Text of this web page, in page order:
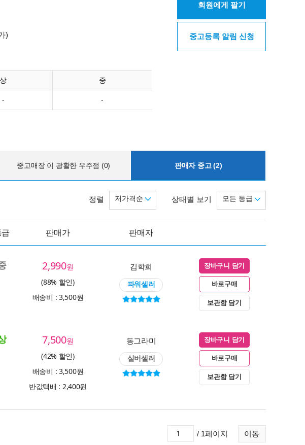
)
상 중
- -
회원에게 팔기
중고등록 알림 신청
중고매장 이 광활한 우주점 (0) 판매자 중고 (2)
상태별 보기 모든 등급
정렬 저가격순
판매가 판매자
2,990원
(88% 할인)
배송비 : 3,500원
김학희
파워셀러
장바구니 담기
바로구매
보관함 담기
7,500원
(42% 할인)
배송비 : 3,500원
반값택배 : 2,400원
동그라미
실버셀러
장바구니 담기
바로구매
보관함 담기
이동
/ 1페이지